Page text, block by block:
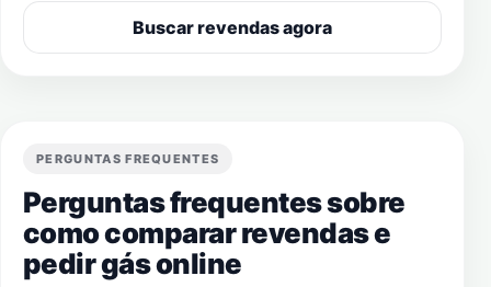
Buscar revendas agora
PERGUNTAS FREQUENTES
Perguntas frequentes sobre
como comparar revendas e
pedir gás online